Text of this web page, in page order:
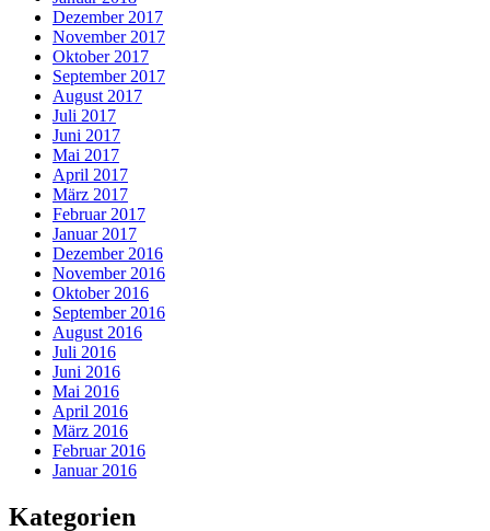
Dezember 2017
November 2017
Oktober 2017
September 2017
August 2017
Juli 2017
Juni 2017
Mai 2017
April 2017
März 2017
Februar 2017
Januar 2017
Dezember 2016
November 2016
Oktober 2016
September 2016
August 2016
Juli 2016
Juni 2016
Mai 2016
April 2016
März 2016
Februar 2016
Januar 2016
Kategorien